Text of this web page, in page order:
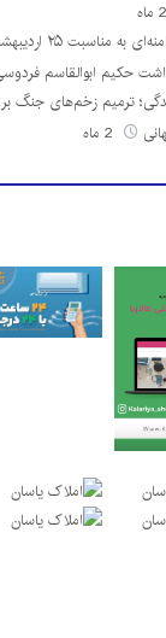
پیام آیت الله سیّدمجتبی
حکیم ابوالقاسم